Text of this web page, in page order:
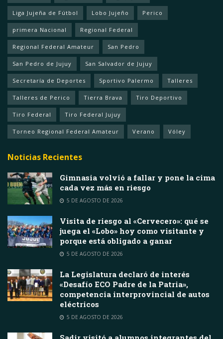
Liga Jujeña de Fútbol Lobo Jujeño Perico
primera Nacional Regional Federal
Regional Federal Amateur San Pedro
San Pedro de Jujuy San Salvador de Jujuy
Secretaría de Deportes Sportivo Palermo Talleres
Talleres de Perico Tierra Brava Tiro Deportivo
Tiro Federal Tiro Federal Jujuy
Torneo Regional Federal Amateur Verano Vóley
Noticias Recientes
Gimnasia volvió a fallar y pone la cima
cada vez más en riesgo
5 DE AGOSTO DE 2026
Visita de riesgo al «Cervecero»: qué se
juega el «Lobo» hoy como visitante y
porque está obligado a ganar
5 DE AGOSTO DE 2026
La Legislatura declaró de interés
«Desafío ECO Padre de la Patria»,
competencia interprovincial de autos
eléctricos
5 DE AGOSTO DE 2026